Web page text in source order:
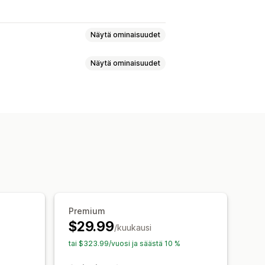
Näytä ominaisuudet
Näytä ominaisuudet
Premium
$29.99/kuukausi
tai $323.99/vuosi ja säästä 10 %